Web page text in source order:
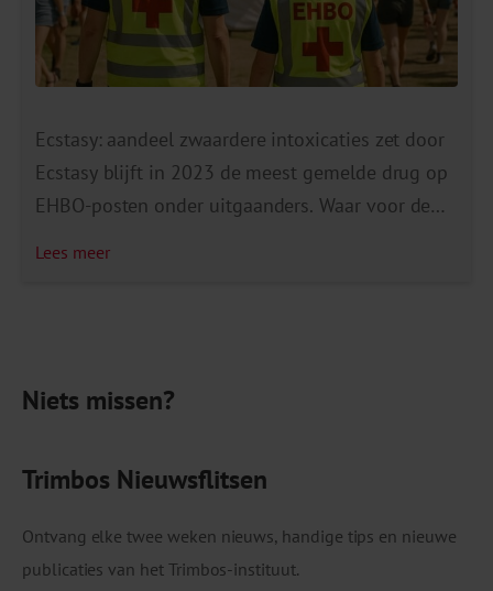
Niets missen?
Trimbos Nieuwsflitsen
Ontvang elke twee weken nieuws, handige tips en nieuwe
publicaties van het Trimbos-instituut.
Ecstasy: aandeel zwaardere intoxicaties zet door
Ecstasy blijft in 2023 de meest gemelde drug op
EHBO-posten onder uitgaanders. Waar voor de
Lees meer